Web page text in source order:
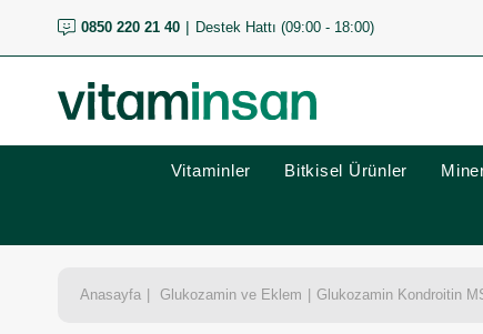
0850 220 21 40 Destek Hattı (09:00 - 18:00)
Vitaminler Bitkisel Ürünler
Anasayfa Glukozamin ve Eklem Glukozamin Kondroitin